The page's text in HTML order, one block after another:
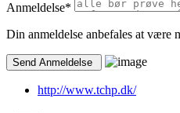
Anmeldelse*
Din anmeldelse anbefales at være
http://www.tchp.dk/